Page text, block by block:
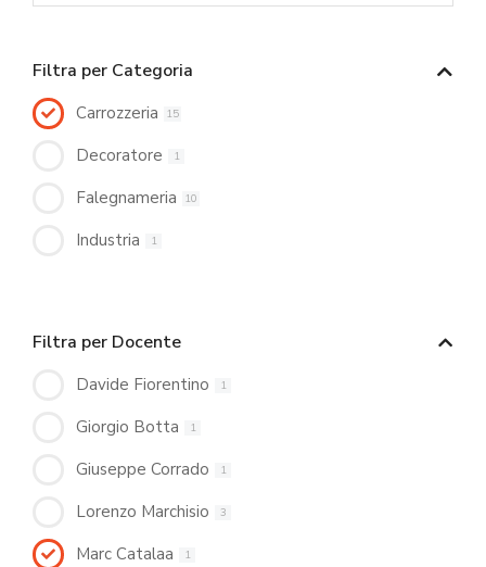
Filtra per Categoria
Carrozzeria 15
Decoratore 1
Falegnameria 10
Industria 1
Filtra per Docente
Davide Fiorentino 1
Giorgio Botta 1
Giuseppe Corrado 1
Lorenzo Marchisio 3
Marc Catalaa 1